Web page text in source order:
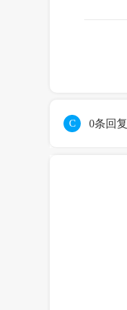
C 0条回复